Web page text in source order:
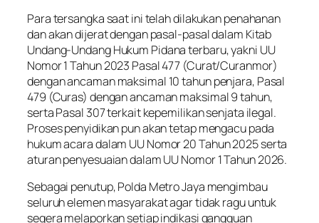
Para tersangka saat ini telah dilakukan penahanan
dan akan dijerat dengan pasal-pasal dalam Kitab
Undang-Undang Hukum Pidana terbaru, yakni UU
Nomor 1 Tahun 2023 Pasal 477 (Curat/Curanmor)
dengan ancaman maksimal 10 tahun penjara, Pasal
479 (Curas) dengan ancaman maksimal 9 tahun,
serta Pasal 307 terkait kepemilikan senjata ilegal.
Proses penyidikan pun akan tetap mengacu pada
hukum acara dalam UU Nomor 20 Tahun 2025 serta
aturan penyesuaian dalam UU Nomor 1 Tahun 2026.
Sebagai penutup, Polda Metro Jaya mengimbau
seluruh elemen masyarakat agar tidak ragu untuk
segera melaporkan setiap indikasi gangguan